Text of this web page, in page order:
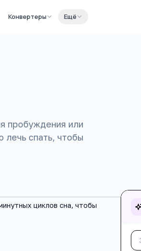
Конвертеры Ещё
пробуждения или
лечь спать, чтобы
циклов сна, чтобы